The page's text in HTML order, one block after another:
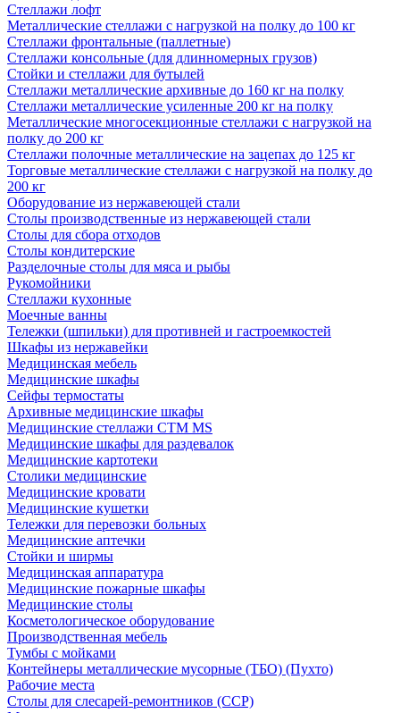
Стеллажи лофт
Металлические стеллажи с нагрузкой на полку до 100 кг
Стеллажи фронтальные (паллетные)
Стеллажи консольные (для длинномерных грузов)
Стойки и стеллажи для бутылей
Стеллажи металлические архивные до 160 кг на полку
Стеллажи металлические усиленные 200 кг на полку
Металлические многосекционные стеллажи с нагрузкой на
полку до 200 кг
Стеллажи полочные металлические на зацепах до 125 кг
Торговые металлические стеллажи с нагрузкой на полку до
200 кг
Оборудование из нержавеющей стали
Столы производственные из нержавеющей стали
Столы для сбора отходов
Столы кондитерские
Разделочные столы для мяса и рыбы
Рукомойники
Стеллажи кухонные
Моечные ванны
Тележки (шпильки) для противней и гастроемкостей
Шкафы из нержавейки
Медицинская мебель
Медицинские шкафы
Сейфы термостаты
Архивные медицинские шкафы
Медицинские стеллажи CTM MS
Медицинские шкафы для раздевалок
Медицинские картотеки
Столики медицинские
Медицинские кровати
Медицинские кушетки
Тележки для перевозки больных
Медицинские аптечки
Стойки и ширмы
Медицинская аппаратура
Медицинские пожарные шкафы
Медицинские столы
Косметологическое оборудование
Производственная мебель
Тумбы с мойками
Контейнеры металлические мусорные (ТБО) (Пухто)
Рабочие места
Столы для слесарей-ремонтников (ССР)